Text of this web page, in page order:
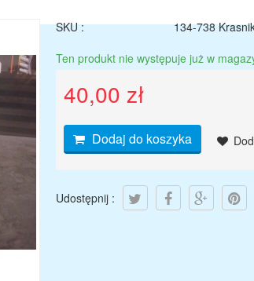
SKU :
134-738
Ten produkt nie występuje już w
40,00 zł
Dodaj do koszyka
Udostępnij :